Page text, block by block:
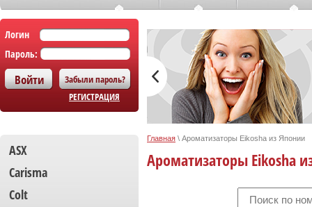
Логин
Пароль:
Забыли пароль?
РЕГИСТРАЦИЯ
ASX
Carisma
Colt
Главная \ Ароматизаторы Eikosha из Японии
Ароматизаторы Eikosha